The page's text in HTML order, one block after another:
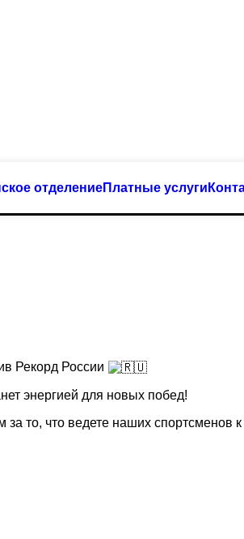
отделениеПлатные услуги
Рекорд России
энергией для новых побед!
то, что ведете наших спортсменов